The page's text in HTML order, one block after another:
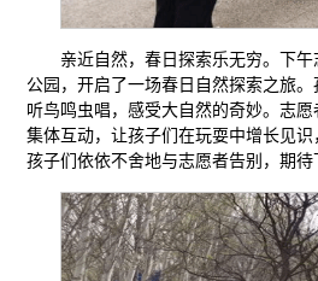
亲近自然，春日探索乐无穷。下
公园，开启了一场春日自然探索之旅
听鸟鸣虫唱，感受大自然的奇妙。志愿
集体互动，让孩子们在玩耍中增长见识
孩子们依依不舍地与志愿者告别，期待